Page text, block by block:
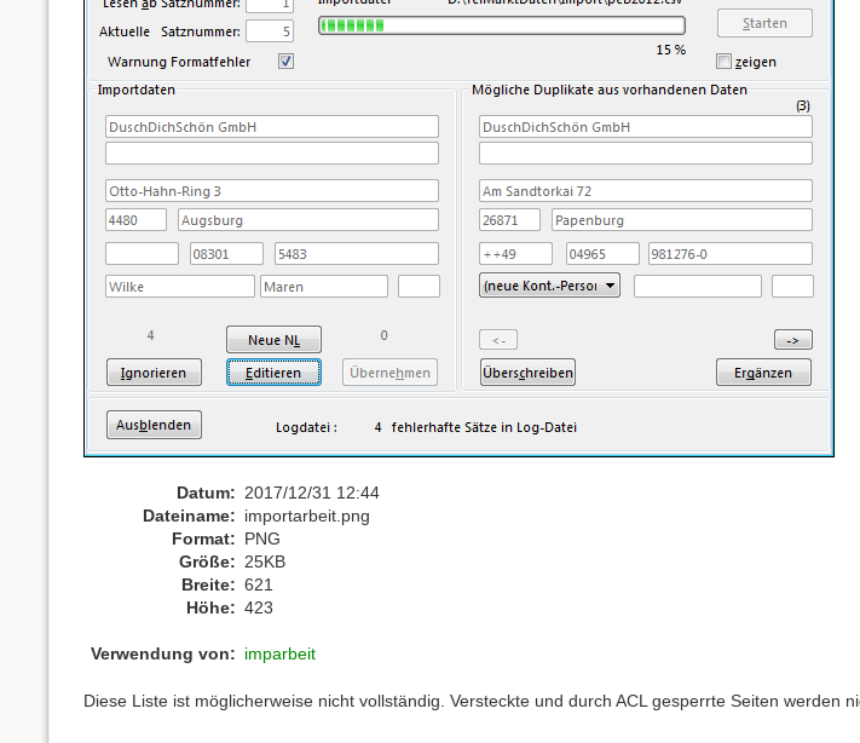
Datum: 2017/12/31 12:44
Dateiname: importarbeit.png
Format: PNG
Größe: 25KB
Breite: 621
Höhe: 423
Verwendung von: imparbeit
Diese Liste ist möglicherweise nicht vollständig. Versteckte und durch ACL gesperrte Seiten werden